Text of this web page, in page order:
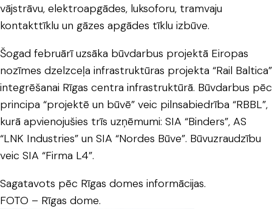
vājstrāvu, elektroapgādes, luksoforu, tramvaju
kontakttīklu un gāzes apgādes tīklu izbūve.
Šogad februārī uzsāka būvdarbus projektā Eiropas
nozīmes dzelzceļa infrastruktūras projekta “Rail Baltica”
integrēšanai Rīgas centra infrastruktūrā. Būvdarbus pēc
principa “projektē un būvē” veic pilnsabiedrība “RBBL”,
kurā apvienojušies trīs uzņēmumi: SIA “Binders”, AS
“LNK Industries” un SIA “Nordes Būve”. Būvuzraudzību
veic SIA “Firma L4”.
Sagatavots pēc Rīgas domes informācijas.
FOTO – Rīgas dome.